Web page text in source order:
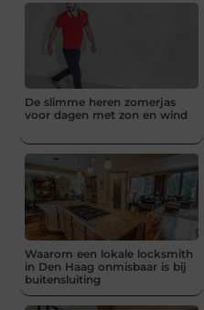
De slimme heren zomerjas
voor dagen met zon en wind
Waarom een lokale locksmith
in Den Haag onmisbaar is bij
buitensluiting